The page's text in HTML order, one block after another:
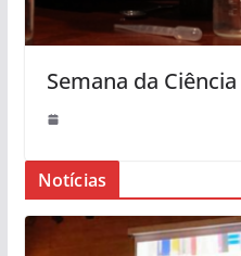
Semana da
Notícias